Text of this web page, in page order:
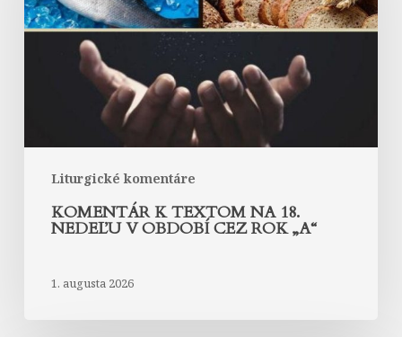
Liturgické komentáre
18.
nedeľu
„A“
KOMENTÁR K TEXTOM NA 18.
NEDEĽU V OBDOBÍ CEZ ROK „A“
1. augusta 2026